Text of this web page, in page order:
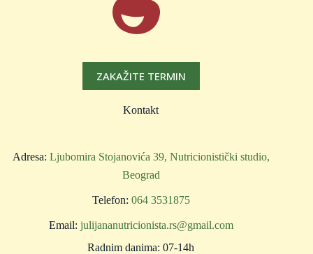
ZAKAŽITE TERMIN
Kontakt
​Adresa: Ljubomira Stojanovića 39, Nutricionistički studio,
Beograd
Telefon: 064 3531875
Email: julijananutricionista.rs@gmail.com
Radnim danima: 07-14h